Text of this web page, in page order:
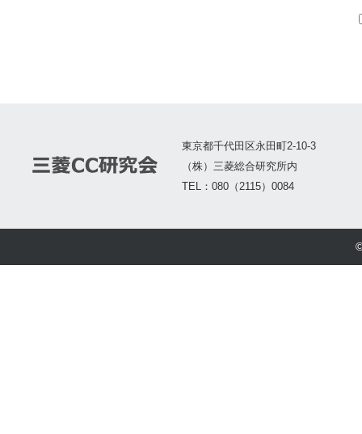
東京都千代田区永田町2-10-3
（株）三菱総合研究所内
TEL：080（2115）0084